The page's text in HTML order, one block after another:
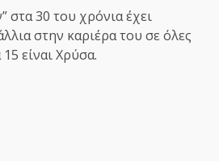
στα 30 του χρόνια έχει
στην καριέρα του σε όλες
είναι Χρύσα.